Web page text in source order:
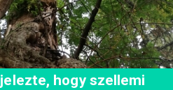
hogy szellemi